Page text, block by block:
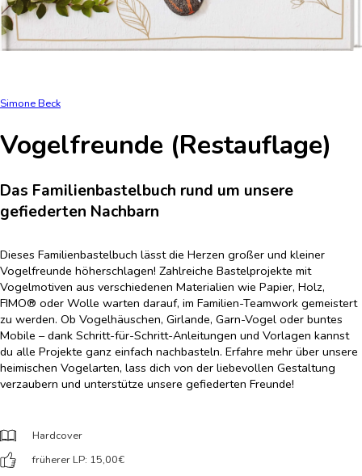
Simone Beck
Vogelfreunde (Restauflage)
Das Familienbastelbuch rund um unsere
gefiederten Nachbarn
Dieses Familienbastelbuch lässt die Herzen großer und kleiner
Vogelfreunde höherschlagen! Zahlreiche Bastelprojekte mit
Vogelmotiven aus verschiedenen Materialien wie Papier, Holz,
FIMO® oder Wolle warten darauf, im Familien-Teamwork gemeistert
zu werden. Ob Vogelhäuschen, Girlande, Garn-Vogel oder buntes
Mobile – dank Schritt-für-Schritt-Anleitungen und Vorlagen kannst
du alle Projekte ganz einfach nachbasteln. Erfahre mehr über unsere
heimischen Vogelarten, lass dich von der liebevollen Gestaltung
verzaubern und unterstütze unsere gefiederten Freunde!
Hardcover
früherer LP: 15,00€